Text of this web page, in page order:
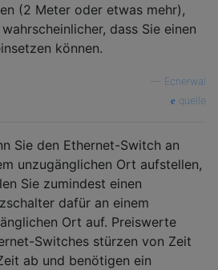
(2 Meter oder etwas mehr),
dass Sie einen
können.
Ecnerwal
quelle
Sie den Ethernet-Switch an
unzugänglichen Ort aufstellen,
Sie zumindest einen
dafür an einem
Ort auf. Preiswerte
Switches stürzen von Zeit
ab und benötigen ein